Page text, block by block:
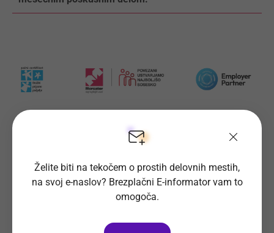
Prijava na delovno mesto
Oglas ni več objavljen.
Želite biti na tekočem o prostih delovnih mestih,
na svoj e-naslov? Brezplačni E-informator vam to
omogoča.